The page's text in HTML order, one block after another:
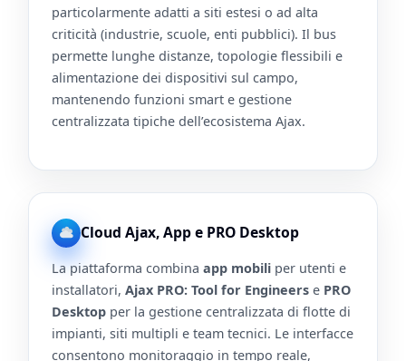
particolarmente adatti a siti estesi o ad alta
criticità (industrie, scuole, enti pubblici). Il bus
permette lunghe distanze, topologie flessibili e
alimentazione dei dispositivi sul campo,
mantenendo funzioni smart e gestione
centralizzata tipiche dell’ecosistema Ajax.
Cloud Ajax, App e PRO Desktop
La piattaforma combinaapp mobili per utenti e
installatori,Ajax PRO: Tool for Engineers e PRO
Desktop per la gestione centralizzata di flotte di
impianti, siti multipli e team tecnici. Le interfacce
consentono monitoraggio in tempo reale,